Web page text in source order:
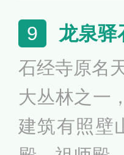
圆通殿、藏
典型代表和
的历史文化
9 龙泉驿
石经寺原名
大丛林之一
建筑有照壁